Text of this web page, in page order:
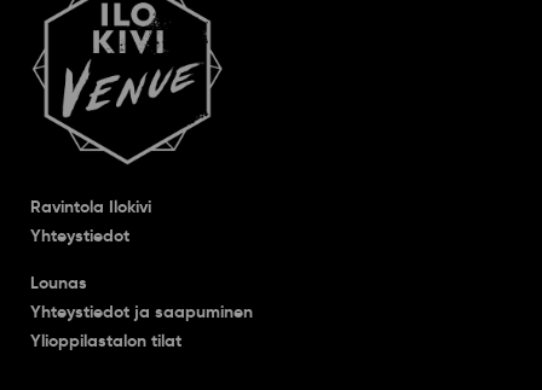
Ravintola Ilokivi
Yhteystiedot
Lounas
Yhteystiedot ja saapuminen
Ylioppilastalon tilat